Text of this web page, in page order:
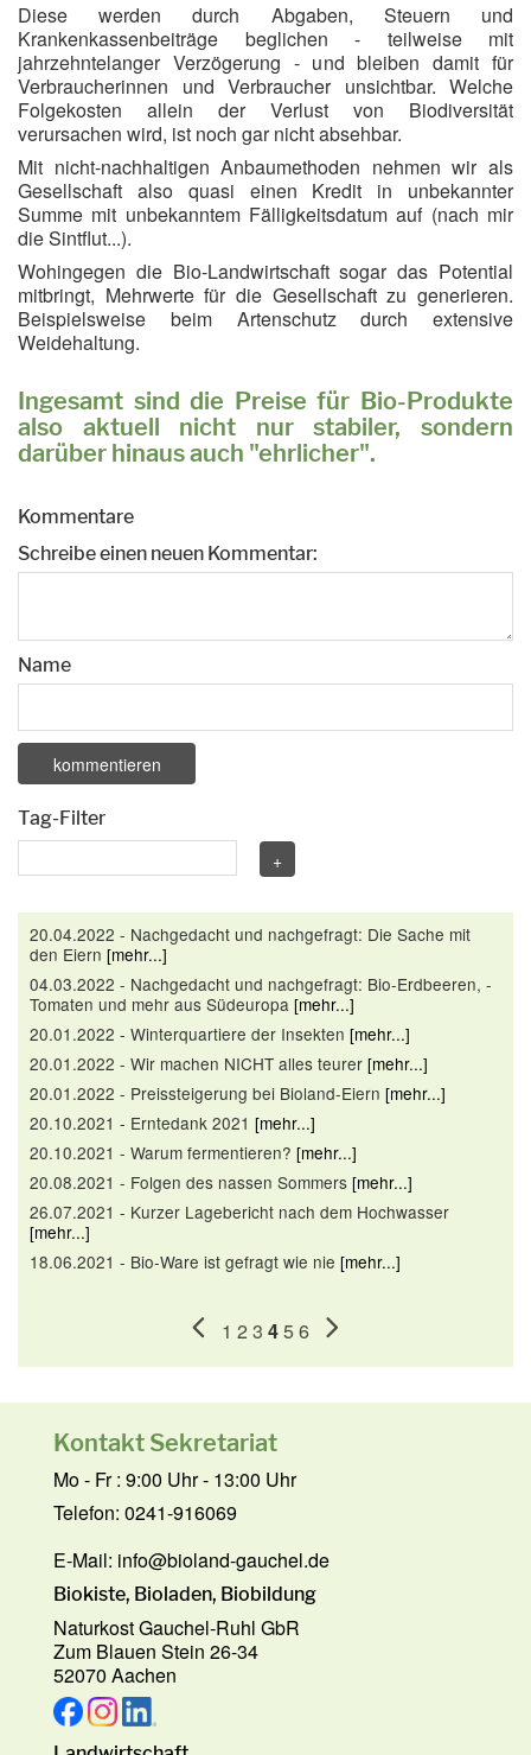
Diese werden durch Abgaben, Steuern und
Krankenkassenbeiträge beglichen - teilweise mit
jahrzehntelanger Verzögerung - und bleiben damit für
Verbraucherinnen und Verbraucher unsichtbar. Welche
Folgekosten allein der Verlust von Biodiversität
verursachen wird, ist noch gar nicht absehbar.
Mit nicht-nachhaltigen Anbaumethoden nehmen wir als
Gesellschaft also quasi einen Kredit in unbekannter
Summe mit unbekanntem Fälligkeitsdatum auf (nach mir
die Sintflut...).
Wohingegen die Bio-Landwirtschaft sogar das Potential
mitbringt, Mehrwerte für die Gesellschaft zu generieren.
Beispielsweise beim Artenschutz durch extensive
Weidehaltung.
Ingesamt sind die Preise für Bio-Produkte
also aktuell nicht nur stabiler, sondern
darüber hinaus auch "ehrlicher".
Kommentare
Schreibe einen neuen Kommentar:
Name
Tag-Filter
20.04.2022 - Nachgedacht und nachgefragt: Die Sache mit
den Eiern [mehr...]
04.03.2022 - Nachgedacht und nachgefragt: Bio-Erdbeeren, -
Tomaten und mehr aus Südeuropa [mehr...]
20.01.2022 - Winterquartiere der Insekten [mehr...]
20.01.2022 - Wir machen NICHT alles teurer [mehr...]
20.01.2022 - Preissteigerung bei Bioland-Eiern [mehr...]
20.10.2021 - Erntedank 2021 [mehr...]
20.10.2021 - Warum fermentieren? [mehr...]
20.08.2021 - Folgen des nassen Sommers [mehr...]
26.07.2021 - Kurzer Lagebericht nach dem Hochwasser
[mehr...]
18.06.2021 - Bio-Ware ist gefragt wie nie [mehr...]
1 2 3 456
Kontakt Sekretariat
Mo - Fr : 9:00 Uhr - 13:00 Uhr
Telefon: 0241-916069
E-Mail: info@bioland-gauchel.de
Biokiste, Bioladen, Biobildung
Naturkost Gauchel-Ruhl GbR
Zum Blauen Stein 26-34
52070 Aachen